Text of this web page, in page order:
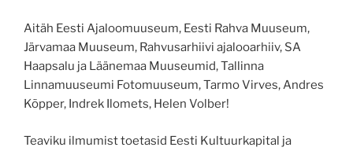
Aitäh Eesti Ajaloomuuseum, Eesti Rahva Muuseum,
Järvamaa Muuseum, Rahvusarhiivi ajalooarhiiv, SA
Haapsalu ja Läänemaa Muuseumid, Tallinna
Linnamuuseumi Fotomuuseum, Tarmo Virves, Andres
Kõpper, Indrek Ilomets, Helen Volber!
Teaviku ilmumist toetasid Eesti Kultuurkapital ja